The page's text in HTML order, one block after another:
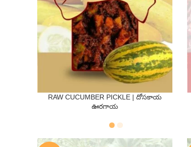
QTY
RAW CUCUMBER PICKLE | దోసకాయ
ఊరగాయ